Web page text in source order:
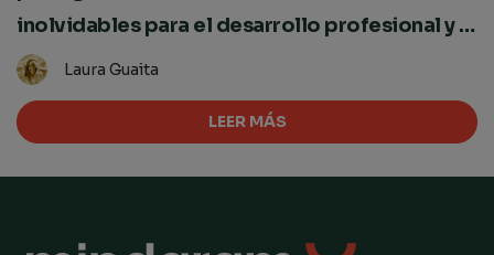
inolvidables para el desarrollo profesional y el
bienestar mental
Laura Guaita
LEER MÁS